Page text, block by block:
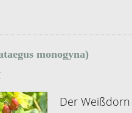
monogyna)
Der Weißdorn